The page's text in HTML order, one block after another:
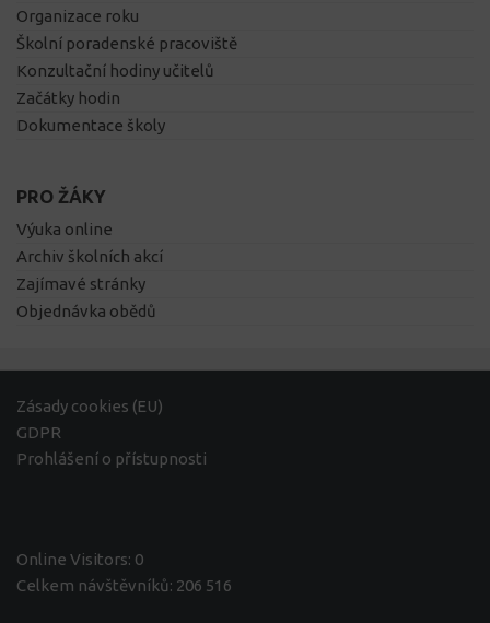
Organizace roku
Školní poradenské pracoviště
Konzultační hodiny učitelů
Začátky hodin
Dokumentace školy
PRO ŽÁKY
Výuka online
Archiv školních akcí
Zajímavé stránky
Objednávka obědů
Zásady cookies (EU)
GDPR
Prohlášení o přístupnosti
Online Visitors: 0
Celkem návštěvníků: 206 516